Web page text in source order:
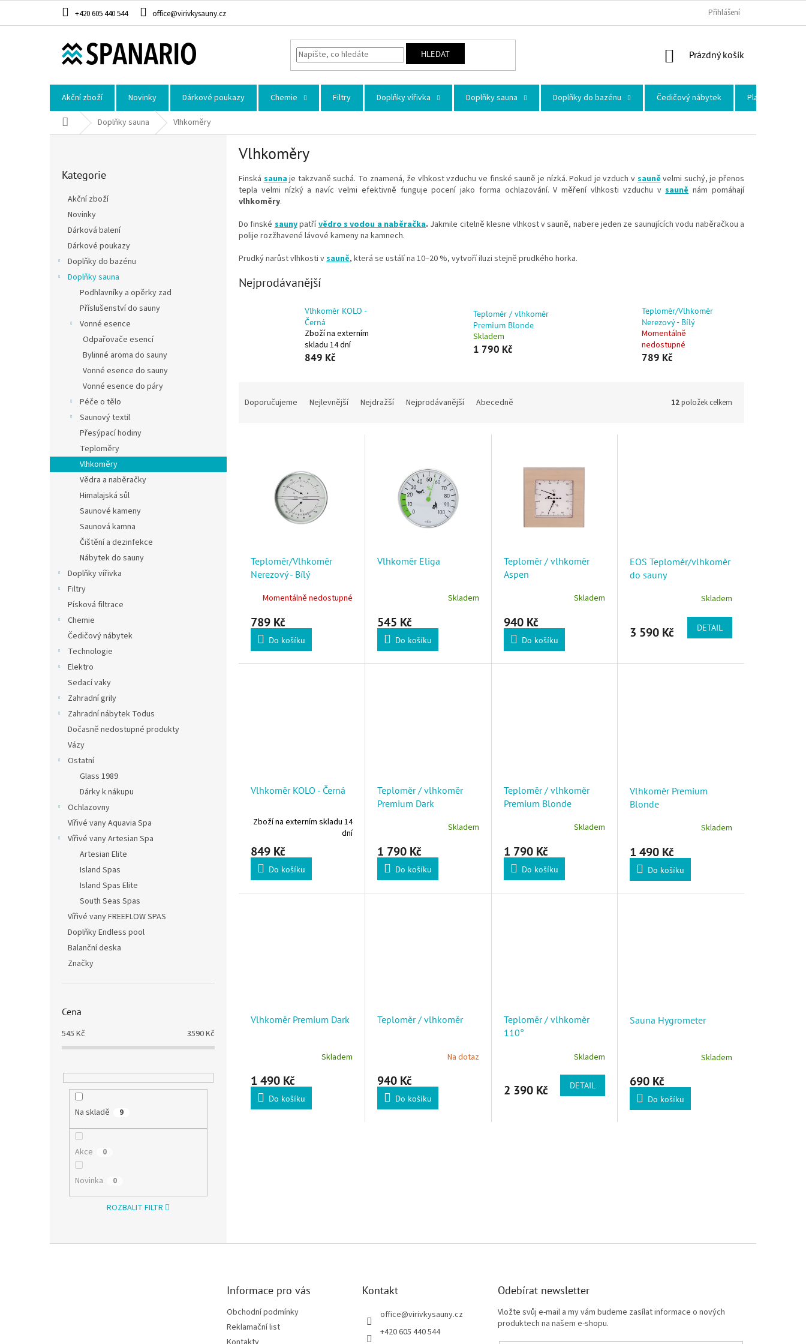
+420 605 440 544 office@virivkysauny.cz Přihlášení
HLEDAT NÁKUPNÍ KOŠÍK
Prázdný košík
Akční zboží Novinky Dárkové poukazy Chemie Filtry Doplňky vířivka Doplňky sauna Doplňky do bazénu Čedičový nábytek Plastové
Domů Doplňky sauna Vlhkoměry
Kategorie
Akční zboží
Novinky
Dárková balení
Dárkové poukazy
Doplňky do bazénu
Doplňky sauna
Podhlavníky a opěrky zad
Příslušenství do sauny
Vonné esence
Odpařovače esencí
Bylinné aroma do sauny
Vonné esence do sauny
Vonné esence do páry
Péče o tělo
Saunový textil
Přesýpací hodiny
Teploměry
Vlhkoměry
Vědra a naběračky
Himalajská sůl
Saunové kameny
Saunová kamna
Čištění a dezinfekce
Nábytek do sauny
Doplňky vířivka
Filtry
Písková filtrace
Chemie
Čedičový nábytek
Technologie
Elektro
Sedací vaky
Zahradní grily
Zahradní nábytek Todus
Dočasně nedostupné produkty
Vázy
Ostatní
Glass 1989
Dárky k nákupu
Ochlazovny
Vířivé vany Aquavia Spa
Vířivé vany Artesian Spa
Artesian Elite
Island Spas
Island Spas Elite
South Seas Spas
Vířivé vany FREEFLOW SPAS
Doplňky Endless pool
Balanční deska
Značky
Cena
545 Kč 3590Kč
Na skladě 9
Akce 0
Novinka 0
ROZBALIT FILTR
Vlhkoměry
Finskásaunaje takzvaně suchá. To znamená, že vlhkost vzduchu ve finské sauně je nízká. Pokud je vzduch vsauněvelmi suchý, je přenos
tepla velmi nízký a navíc velmi efektivně funguje pocení jako forma ochlazování. V měření vlhkosti vzduchu vsauněnám pomáhají
vlhkoměry.
Do finskésaunypatřívědro s vodou a naběračka. Jakmile citelně klesne vlhkost v sauně, nabere jeden ze saunujících vodu naběračkou a
polije rozžhavené lávové kameny na kamnech.
Prudký narůst vlhkosti vsauně, která se ustálí na 10–20 %, vytvoří iluzi stejně prudkého horka.
Nejprodávanější
Vlhkoměr KOLO -
Černá
Zboží na externím
skladu 14 dní
849 Kč
Teploměr / vlhkoměr
Premium Blonde
Skladem
1 790 Kč
Teploměr/Vlhkoměr
Nerezový - Bílý
Momentálně
nedostupné
789 Kč
Doporučujeme Nejlevnější Nejdražší Nejprodávanější Abecedně 12položek celkem
Teploměr/Vlhkoměr
Nerezový - Bílý
Momentálně nedostupné
789 Kč
Do košíku
Vlhkoměr Eliga
Skladem
545 Kč
Do košíku
Teploměr / vlhkoměr
Aspen
Skladem
940 Kč
Do košíku
EOS Teploměr/vlhkoměr
do sauny
Skladem
3 590 Kč DETAIL
Vlhkoměr KOLO - Černá
Zboží na externím skladu 14
dní
849 Kč
Do košíku
Teploměr / vlhkoměr
Premium Dark
Skladem
1 790 Kč
Do košíku
Teploměr / vlhkoměr
Premium Blonde
Skladem
1 790 Kč
Do košíku
Vlhkoměr Premium
Blonde
Skladem
1 490 Kč
Do košíku
Vlhkoměr Premium Dark
Skladem
1 490 Kč
Do košíku
Teploměr / vlhkoměr
Na dotaz
940 Kč
Do košíku
Teploměr / vlhkoměr
110°
Skladem
2 390 Kč DETAIL
Sauna Hygrometer
Skladem
690 Kč
Do košíku
Informace pro vás
Obchodní podmínky
Reklamační list
Kontakt
office@virivkysauny.cz
+420 605 440 544
Odebírat newsletter
Vložte svůj e-mail a my vám budeme zasílat informace o nových
produktech na našem e-shopu.